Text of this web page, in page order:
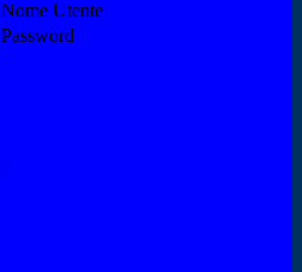
Nome Utente
Password